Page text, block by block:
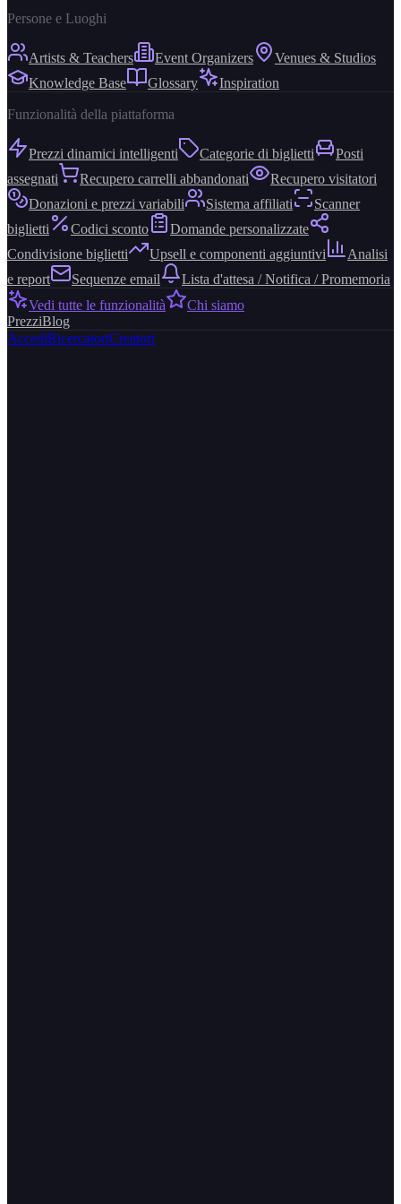
Persone e Luoghi
Artists & Teachers Event Organizers
Venues & Studios
Knowledge Base
Glossary Inspiration
Funzionalità della piattaforma
Prezzi dinamici intelligenti Categorie di biglietti
Posti
assegnati
Recupero carrelli abbandonati
Recupero visitatori
Donazioni e prezzi variabili
Sistema affiliati
Scanner
biglietti
Codici sconto
Domande personalizzate
Condivisione biglietti
Upsell e componenti aggiuntivi
Analisi
e report
Sequenze email
Lista d'attesa / Notifica / Promemoria
Vedi tutte le funzionalità
Chi siamo
PrezziBlog
AccediRicercatoriCreatori